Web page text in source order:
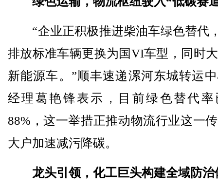
“企业正积极推进柴油车绿色替代
排放标准车辆更换为国VI车型，同时
新能源车。”顺丰速递漯河东城转运
经理葛艳锋表示，目前绿色替代率
88%，这一举措正推动物流行业这一
大户加速减污降碳。
龙头引领，化工巨头构建全域防治